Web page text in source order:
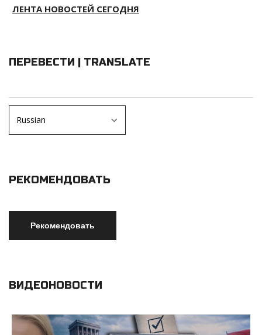
ЛЕНТА НОВОСТЕЙ СЕГОДНЯ
ПЕРЕВЕСТИ | TRANSLATE
РЕКОМЕНДОВАТЬ
ВИДЕОНОВОСТИ